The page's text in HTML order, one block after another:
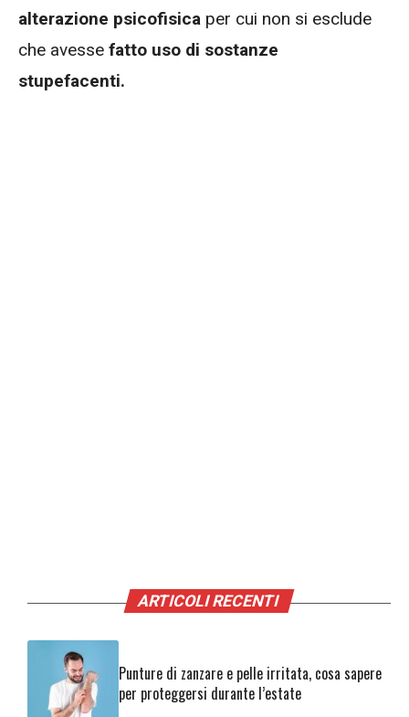
alterazione psicofisica per cui non si esclude
che avesse fatto uso di sostanze
stupefacenti.
ARTICOLI RECENTI
Punture di zanzare e pelle irritata, cosa sapere
per proteggersi durante l’estate